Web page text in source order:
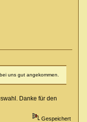
uns gut angekommen.
Danke für den
Gespeichert